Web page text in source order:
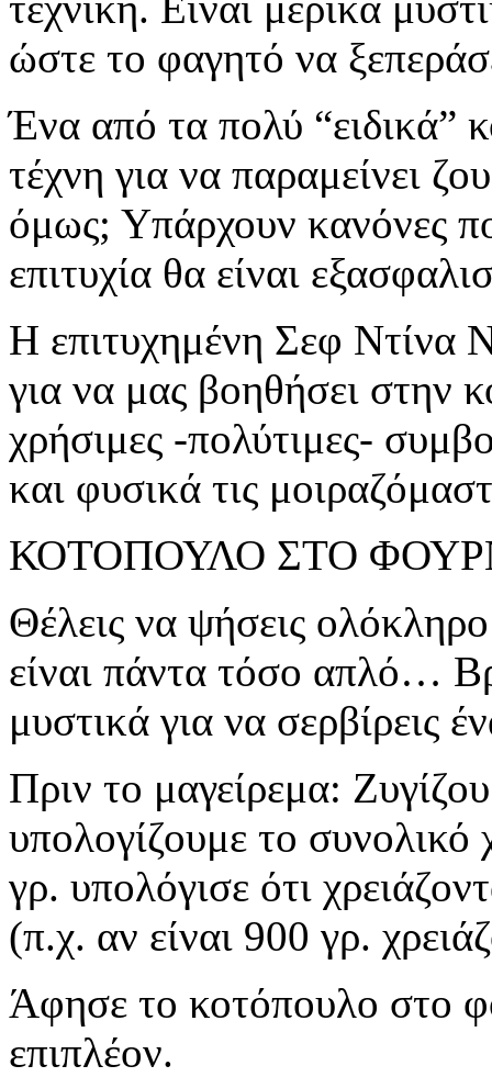
ώστε το φαγητό να
Ένα από τα πολύ “ειδικά”
τέχνη για να παραμείνει
όμως; Υπάρχουν κανόνες
επιτυχία θα είναι
Η επιτυχημένη Σεφ Ντίνα
για να μας βοηθήσει στην
χρήσιμες -πολύτιμες-
και φυσικά τις
ΚΟΤΟΠΟΥΛΟ ΣΤΟ
Θέλεις να ψήσεις
είναι πάντα τόσο απλό…
μυστικά για να σερβίρεις
Πριν το μαγείρεμα:
υπολογίζουμε το
γρ. υπολόγισε ότι
(π.χ. αν είναι 900 γρ.
Άφησε το κοτόπουλο στο
επιπλέον.